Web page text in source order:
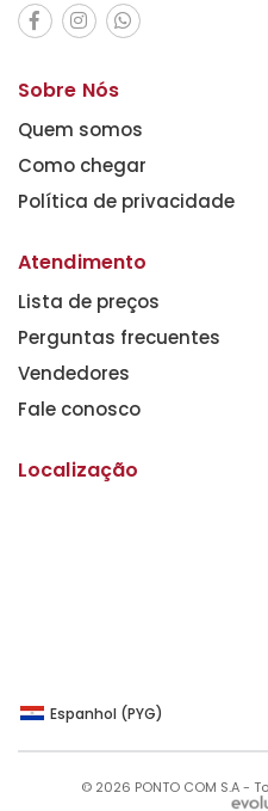
Sobre Nós
Quem somos
Como chegar
Política de privacidade
Atendimento
Lista de preços
Perguntas frecuentes
Vendedores
Fale conosco
Localização
Espanhol (PYG)
© 2026 PONTO COM S.A -